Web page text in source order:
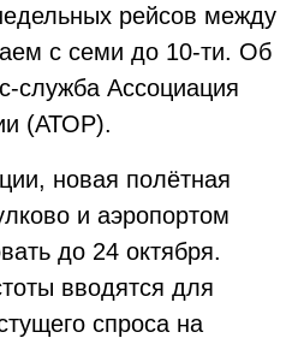
рейсов между
с семи до 10-ти. Об
служба Ассоциация
(АТОР).
новая полётная
и аэропортом
до 24 октября.
вводятся для
спроса на